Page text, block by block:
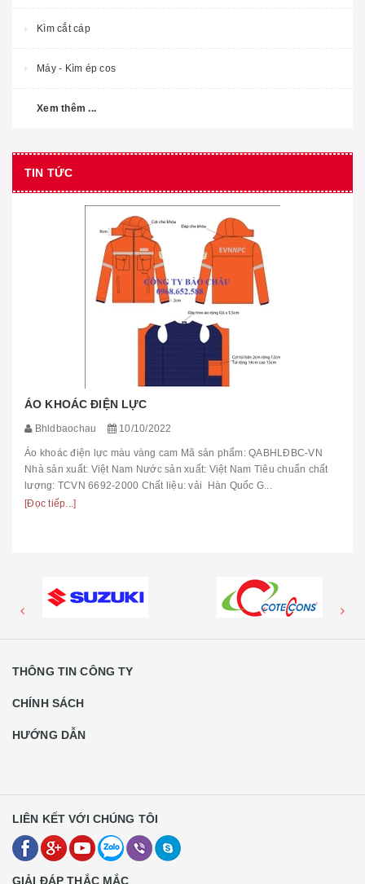
Kìm cắt cáp
Máy - Kìm ép cos
Xem thêm ...
TIN TỨC
ÁO KHOÁC ĐIỆN LỰC
Bhldbaochau 10/10/2022
Áo khoác điện lực màu vàng cam Mã sản phẩm: QABHLĐBC-VN
Nhà sản xuất: Việt Nam Nước sản xuất: Việt Nam Tiêu chuẩn chất
lượng: TCVN 6692-2000 Chất liệu: vải Hàn Quốc G...
[Đọc tiếp...]
THÔNG TIN CÔNG TY
CHÍNH SÁCH
HƯỚNG DẪN
LIÊN KẾT VỚI CHÚNG TÔI
GIẢI ĐÁP THẮC MẮC